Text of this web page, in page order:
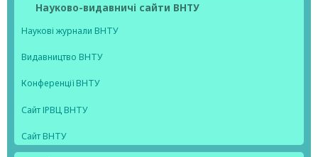
Науково-видавничі сайти ВНТУ
Наукові журнали ВНТУ
Видавництво ВНТУ
Конференції ВНТУ
Сайт ІРВЦ ВНТУ
Сайт ВНТУ